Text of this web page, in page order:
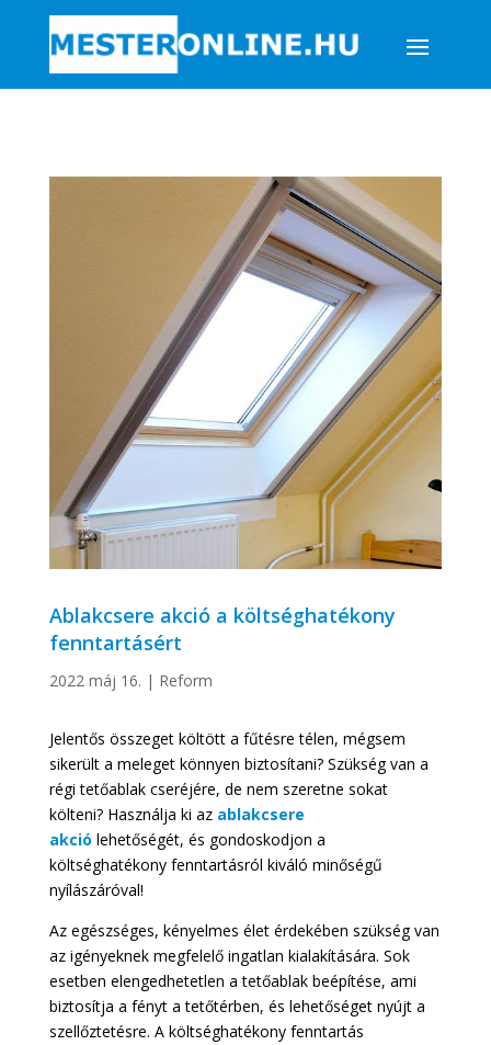
Ablakcsere akció a költséghatékony
fenntartásért
2022 máj 16. | Reform
Jelentős összeget költött a fűtésre télen, mégsem
sikerült a meleget könnyen biztosítani? Szükség van a
régi tetőablak cseréjére, de nem szeretne sokat
költeni? Használja ki az ablakcsere
akció lehetőségét, és gondoskodjon a
költséghatékony fenntartásról kiváló minőségű
nyílászáróval!
Az egészséges, kényelmes élet érdekében szükség van
az igényeknek megfelelő ingatlan kialakítására. Sok
esetben elengedhetetlen a tetőablak beépítése, ami
biztosítja a fényt a tetőtérben, és lehetőséget nyújt a
szellőztetésre. A költséghatékony fenntartás